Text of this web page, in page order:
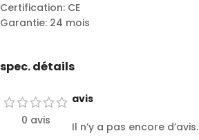
Certification: CE
Garantie: 24 mois
spec. détails
0 avis
avis
Il n’y a pas encore d’avis.